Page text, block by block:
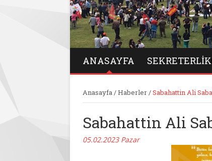
ANASAYFA
Anasayfa/Haberler/Sabahattin Ali
Sabahattin Ali
05.02.2023 Pazar